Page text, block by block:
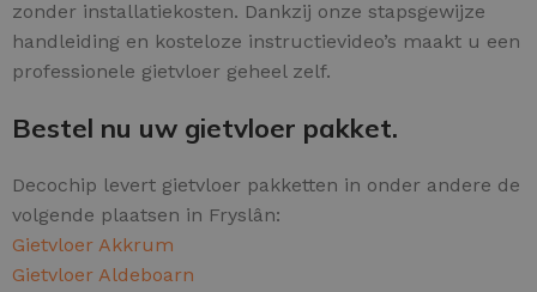
zonder installatiekosten. Dankzij onze stapsgewijze
handleiding en kosteloze instructievideo’s maakt u een
professionele gietvloer geheel zelf.
Bestel nu uw gietvloer pakket.
Decochip levert gietvloer pakketten in onder andere de
volgende plaatsen in Fryslân:
Gietvloer Akkrum
Gietvloer Aldeboarn